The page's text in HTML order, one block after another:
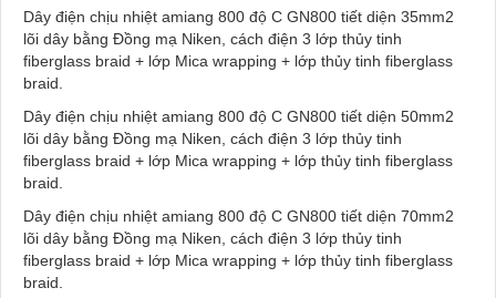
Dây điện chịu nhiệt amiang 800 độ C GN800 tiết diện 35mm2
lõi dây bằng Đồng mạ Niken, cách điện 3 lớp thủy tinh
fiberglass braid + lớp Mica wrapping + lớp thủy tinh fiberglass
braid.
Dây điện chịu nhiệt amiang 800 độ C GN800 tiết diện 50mm2
lõi dây bằng Đồng mạ Niken, cách điện 3 lớp thủy tinh
fiberglass braid + lớp Mica wrapping + lớp thủy tinh fiberglass
braid.
Dây điện chịu nhiệt amiang 800 độ C GN800 tiết diện 70mm2
lõi dây bằng Đồng mạ Niken, cách điện 3 lớp thủy tinh
fiberglass braid + lớp Mica wrapping + lớp thủy tinh fiberglass
braid.